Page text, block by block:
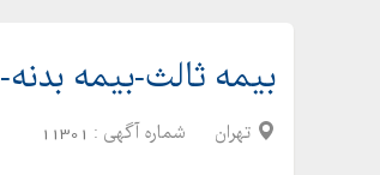
بیمه ثالث-بیمه
تهران شماره آگهی : 11301